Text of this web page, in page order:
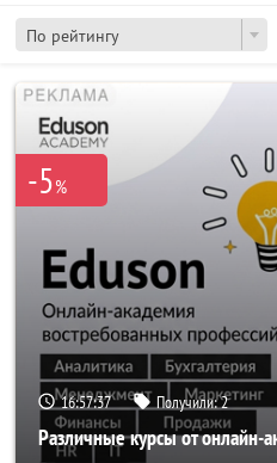
По рейтингу
-5%
16:57:34 Получили:2
Различные курсы от онлайн-